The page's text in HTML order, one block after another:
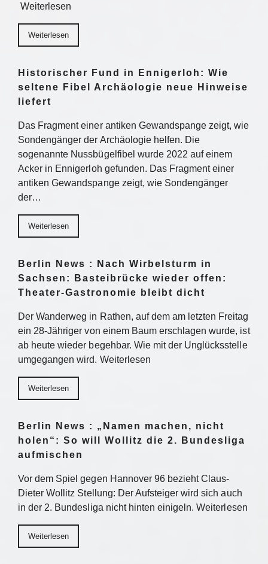
Weiterlesen
Weiterlesen
Historischer Fund in Ennigerloh: Wie
seltene Fibel Archäologie neue Hinweise
liefert
Das Fragment einer antiken Gewandspange zeigt, wie
Sondengänger der Archäologie helfen. Die
sogenannte Nussbügelfibel wurde 2022 auf einem
Acker in Ennigerloh gefunden. Das Fragment einer
antiken Gewandspange zeigt, wie Sondengänger
der…
Weiterlesen
Berlin News : Nach Wirbelsturm in
Sachsen: Basteibrücke wieder offen:
Theater-Gastronomie bleibt dicht
Der Wanderweg in Rathen, auf dem am letzten Freitag
ein 28-Jähriger von einem Baum erschlagen wurde, ist
ab heute wieder begehbar. Wie mit der Unglücksstelle
umgegangen wird. Weiterlesen
Weiterlesen
Berlin News : „Namen machen, nicht
holen“: So will Wollitz die 2. Bundesliga
aufmischen
Vor dem Spiel gegen Hannover 96 bezieht Claus-
Dieter Wollitz Stellung: Der Aufsteiger wird sich auch
in der 2. Bundesliga nicht hinten einigeln. Weiterlesen
Weiterlesen